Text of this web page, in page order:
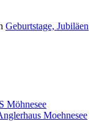
Geburtstage, Jubiläen
Möhnesee
Moehnesee